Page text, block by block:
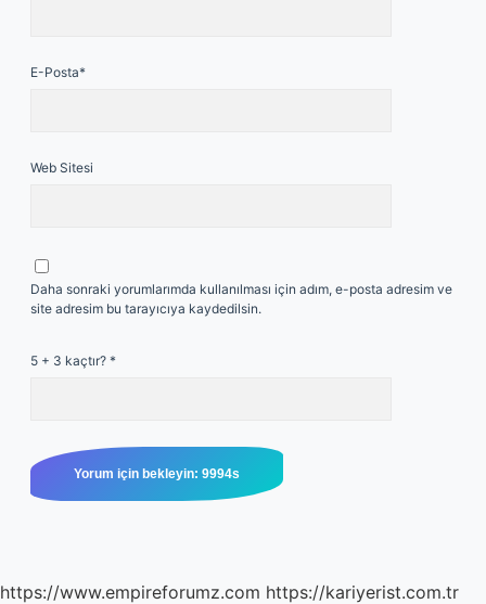
E-Posta*
Web Sitesi
Daha sonraki yorumlarımda kullanılması için adım, e-posta adresim ve
site adresim bu tarayıcıya kaydedilsin.
5 + 3 kaçtır? *
https://www.empireforumz.com https://kariyerist.com.tr